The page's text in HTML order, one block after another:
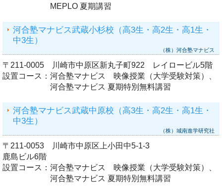
MEPLO 夏期講習
河合塾マナビス武蔵小杉校（高3生・高2生・高1生・
中3生）
（株）河合塾マナビス
〒211‐0005 川崎市中原区新丸子町922 レイロービル5階
設置コース： 河合塾マナビス 映像授業（大学受験対策）、
河合塾マナビス 夏期特別無料講習
河合塾マナビス武蔵中原校（高3生・高2生・高1生・
中3生）
（株）城南進学研究社
〒211-0053 川崎市中原区上小田中5-1-3
鹿島ビル6階
設置コース： 河合塾マナビス 映像授業（大学受験対策）、
河合塾マナビス 夏期特別無料講習